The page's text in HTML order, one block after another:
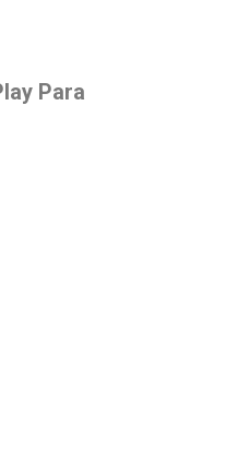
Para